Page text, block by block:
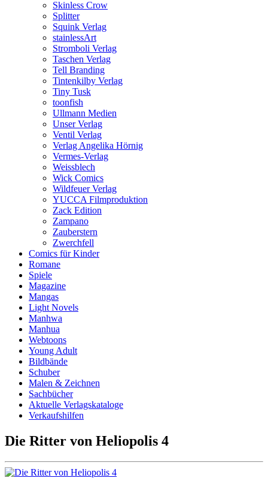
Skinless Crow
Splitter
Squink Verlag
stainlessArt
Stromboli Verlag
Taschen Verlag
Tell Branding
Tintenkilby Verlag
Tiny Tusk
toonfish
Ullmann Medien
Unser Verlag
Ventil Verlag
Verlag Angelika Hörnig
Vermes-Verlag
Weissblech
Wick Comics
Wildfeuer Verlag
YUCCA Filmproduktion
Zack Edition
Zampano
Zauberstern
Zwerchfell
Comics für Kinder
Romane
Spiele
Magazine
Mangas
Light Novels
Manhwa
Manhua
Webtoons
Young Adult
Bildbände
Schuber
Malen & Zeichnen
Sachbücher
Aktuelle Verlagskataloge
Verkaufshilfen
Die Ritter von Heliopolis 4